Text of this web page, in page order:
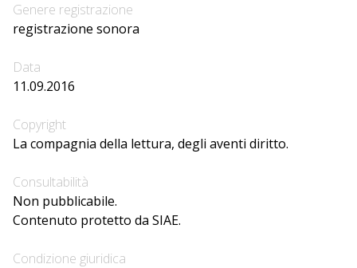
Genere registrazione
registrazione sonora
Data
11.09.2016
Copyright
La compagnia della lettura, degli aventi diritto.
Consultabilità
Non pubblicabile.
Contenuto protetto da SIAE.
Condizione giuridica